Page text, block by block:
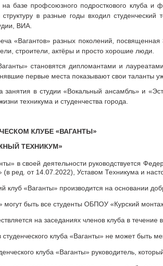
базе профсоюзного подросткового клуба и
в разные годы входил
ВИА.
«Вагантов» разных поколений,
строители, актёры и просто хорошие люди.
становятся дипломантами и
первые места показывают свои таланты
занятия в студии «Вокальный ансамбль» и
техникума и студенчества города.
КЛУБЕ «ВАГАНТЫ»
ТЕХНИКУМ»
в своей деятельности руководствуется
(в ред. от 14.07.2022), Уставом Техникума и
клуб «Ваганты» производится на основании
быть все студенты ОБПОУ «Курский
на заседаниях членов клуба в течение
клуба «Ваганты» не может быть
клуба «Ваганты» руководитель,